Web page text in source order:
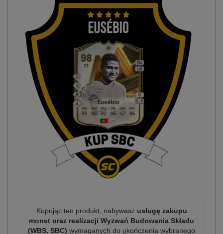
Kupując ten produkt, nabywasz usługę zakupu
monet oraz realizacji Wyzwań Budowania Składu
(WBS, SBC) wymaganych do ukończenia wybranego